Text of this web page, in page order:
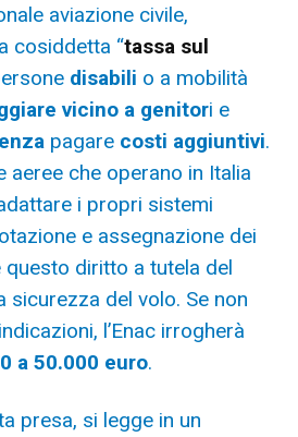
aviazione civile,
cosiddetta “tassa sul
disabili o a mobilità
vicino a genitori e
pagare costi aggiuntivi.
aeree che operano in Italia
i propri sistemi
e assegnazione dei
diritto a tutela del
sicurezza del volo. Se non
l’Enac irrogherà
a 50.000 euro.
presa, si legge in un